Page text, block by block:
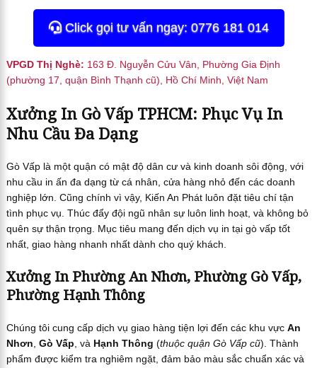
Click gọi tư vấn ngay: 0776 181 014
VPGD Thị Nghè: 163 Đ. Nguyễn Cửu Vân, Phường Gia Định
(phường 17, quận Bình Thạnh cũ), Hồ Chí Minh, Việt Nam
Xưởng In Gò Vấp TPHCM: Phục Vụ In
Nhu Cầu Đa Dạng
Gò Vấp là một quận có mật độ dân cư và kinh doanh sôi động, với
nhu cầu in ấn đa dạng từ cá nhân, cửa hàng nhỏ đến các doanh
nghiệp lớn. Cũng chính vì vậy, Kiến An Phát luôn đặt tiêu chí tận
tình phục vụ. Thúc đẩy đội ngũ nhân sự luôn linh hoạt, và không bỏ
quên sự thận trọng. Mục tiêu mang đến dịch vụ in tại gò vấp tốt
nhất, giao hàng nhanh nhất dành cho quý khách.
Xưởng In Phường An Nhơn, Phường Gò Vấp,
Phường Hạnh Thông
Chúng tôi cung cấp dịch vụ giao hàng tiện lợi đến các khu vực An
Nhơn Gò Vấp , và Hạnh Thông (thuộc quận Gò Vấp cũ). Thành
phẩm được kiểm tra nghiêm ngặt, đảm bảo màu sắc chuẩn xác và